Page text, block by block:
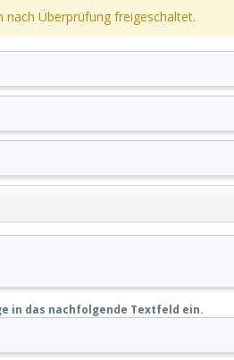
nach Überprüfung freigeschaltet.
in das nachfolgende Textfeld ein.